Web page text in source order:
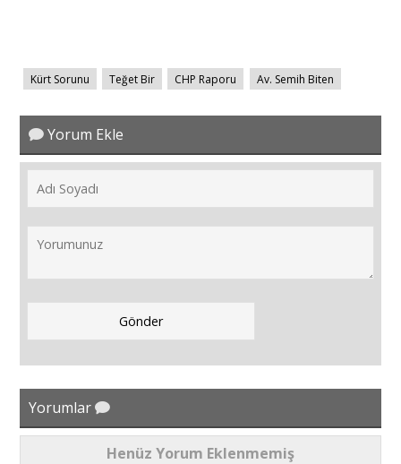
Kürt Sorunu Teğet Bir CHP Raporu Av. Semih Biten
Yorum Ekle
Yorumlar
Henüz Yorum Eklenmemiş